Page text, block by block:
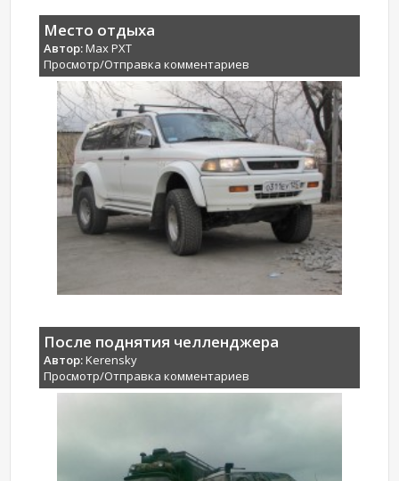
Место отдыха
Автор:Max PXT
Просмотр/Отправка комментариев
После поднятия челленджера
Автор:Kerensky
Просмотр/Отправка комментариев